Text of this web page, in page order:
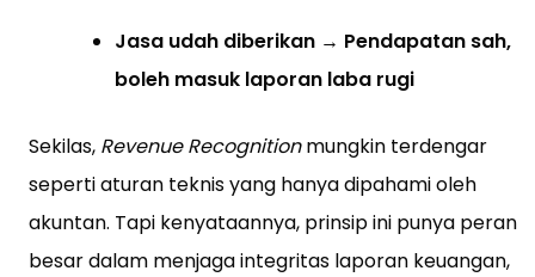
Jasa udah diberikan → Pendapatan sah,
boleh masuk laporan laba rugi
Sekilas, Revenue Recognitionmungkin terdengar
seperti aturan teknis yang hanya dipahami oleh
akuntan. Tapi kenyataannya, prinsip ini punya peran
besar dalam menjaga integritas laporan keuangan,